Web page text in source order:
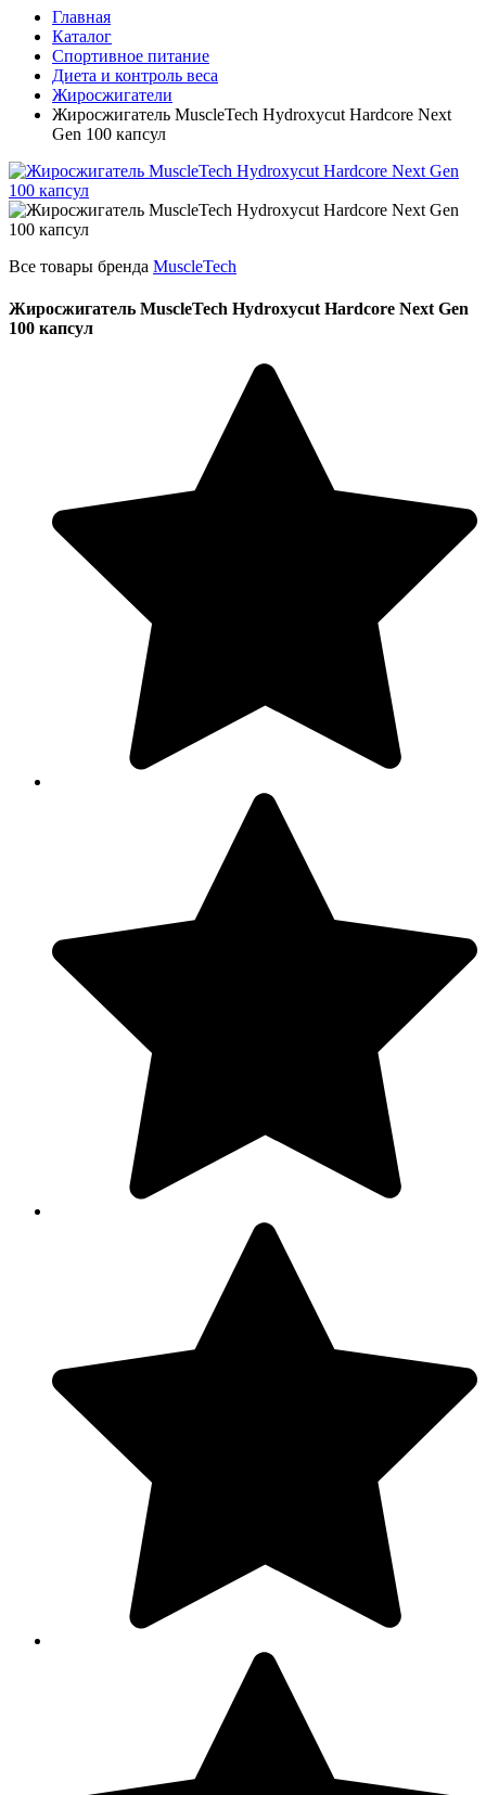
Главная
Каталог
Спортивное питание
Диета и контроль веса
Жиросжигатели
Жиросжигатель MuscleTech Hydroxycut Hardcore Next
Gen 100 капсул
Все товары бренда MuscleTech
Жиросжигатель MuscleTech Hydroxycut Hardcore Next Gen
100 капсул